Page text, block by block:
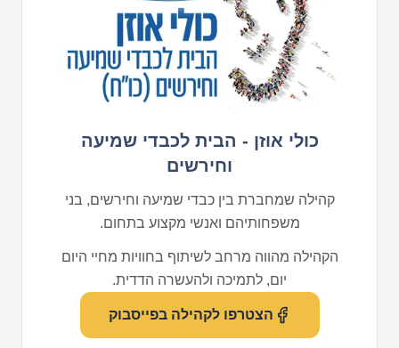
כולי אוזן - הבית לכבדי שמיעה
וחירשים
קהילה שמחברת בין כבדי שמיעה וחירשים, בני
משפחותיהם ואנשי מקצוע בתחום.
הקהילה מהווה מרחב לשיתוף בחוויות מחיי היום
יום, לתמיכה ולהעשרה הדדית.
הצטרפו לקהילה בפייסבוק